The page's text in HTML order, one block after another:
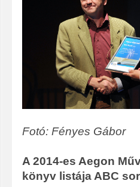
Fotó: Fényes Gábor
A 2014-es Aegon
könyv listája ABC